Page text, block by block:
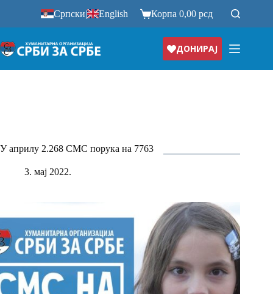
Српски| English Корпа0,00рсд
ДОНИРАЈ
У априлу 2.268 СМС порука на 7763
3. мај 2022.